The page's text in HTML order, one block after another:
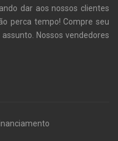
dar aos nossos clientes
perca tempo! Compre seu
Nossos vendedores